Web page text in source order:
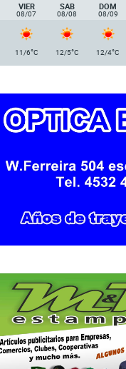
VIER
08/07
SAB
08/08
DOM
08/09
11/6°C 12/5°C 12/4°C